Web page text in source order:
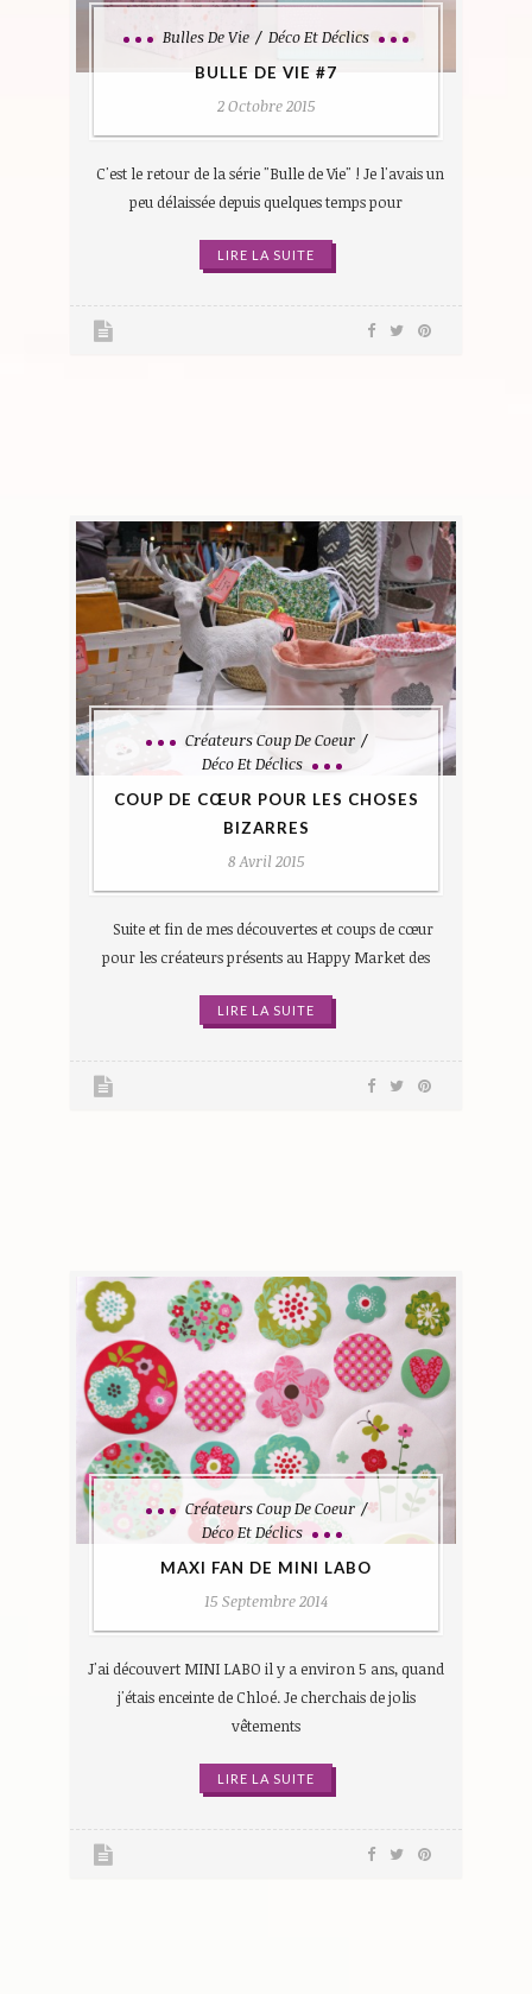
Bulles De Vie Déco Et Déclics
BULLE DE VIE #7
2 Octobre 2015
C'est le retour de la série "Bulle de Vie" ! Je l'avais un
peu délaissée depuis quelques temps pour
LIRE LA SUITE
Créateurs Coup De Coeur
Déco Et Déclics
COUP DE CŒUR POUR LES CHOSES
BIZARRES
8 Avril 2015
Suite et fin de mes découvertes et coups de cœur
pour les créateurs présents au Happy Market des
LIRE LA SUITE
Créateurs Coup De Coeur
Déco Et Déclics
MAXI FAN DE MINI LABO
15 Septembre 2014
J'ai découvert MINI LABO il y a environ 5 ans, quand
j'étais enceinte de Chloé. Je cherchais de jolis
vêtements
LIRE LA SUITE